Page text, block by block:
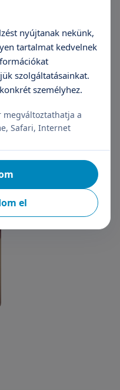
ajánlott a mintavétel
minden
vagy jelentkezzen be
nyújtanak nekünk,
tartalmat kedvelnek
szolgáltatásainkat.
személyhez.
megváltoztathatja a
Safari, Internet
el